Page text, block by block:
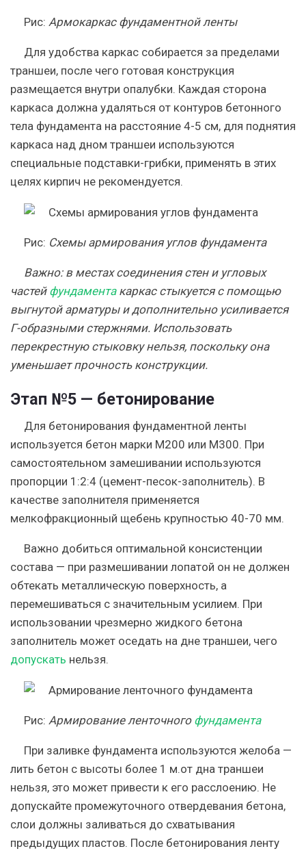
Рис: Армокаркас фундаментной ленты
Для удобства каркас собирается за пределами
траншеи, после чего готовая конструкция
размещается внутри опалубки. Каждая сторона
каркаса должна удаляться от контуров бетонного
тела фундамента на расстояние 4-5 см, для поднятия
каркаса над дном траншеи используются
специальные подставки-грибки, применять в этих
целях кирпич не рекомендуется.
Рис: Схемы армирования углов фундамента
Важно: в местах соединения стен и угловых
частей фундаментакаркас стыкуется с помощью
выгнутой арматуры и дополнительно усиливается
Г-образными стержнями. Использовать
перекрестную стыковку нельзя, поскольку она
уменьшает прочность конструкции.
Этап №5 — бетонирование
Для бетонирования фундаментной ленты
используется бетон марки М200 или М300. При
самостоятельном замешивании используются
пропорции 1:2:4 (цемент-песок-заполнитель). В
качестве заполнителя применяется
мелкофракционный щебень крупностью 40-70 мм.
Важно добиться оптимальной консистенции
состава — при размешивании лопатой он не должен
обтекать металлическую поверхность, а
перемешиваться с значительным усилием. При
использовании чрезмерно жидкого бетона
заполнитель может оседать на дне траншеи, чего
допускать нельзя.
Рис: Армирование ленточного фундамента
При заливке фундамента используются желоба —
лить бетон с высоты более 1 м.от дна траншеи
нельзя, это может привести к его расслоению. Не
допускайте промежуточного отвердевания бетона,
слои должны заливаться до схватывания
предыдущих пластов. После бетонирования ленту